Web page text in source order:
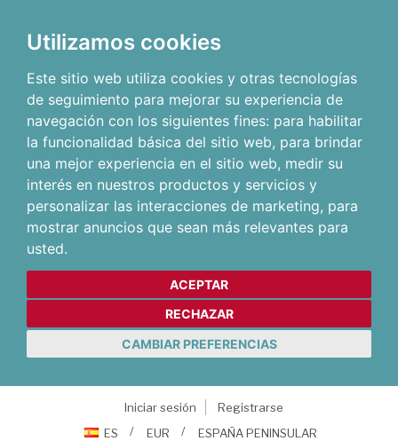
Utilizamos cookies
Este sitio web utiliza cookies y otras tecnologías
de seguimiento para mejorar su experiencia de
navegación con los siguientes fines: para habilitar
la funcionalidad básica del sitio web, para brindar
una mejor experiencia en el sitio web, medir su
interés en nuestros productos y servicios y
personalizar las interacciones de marketing, para
mostrar anuncios que sean más relevantes para
usted.
ACEPTAR
RECHAZAR
CAMBIAR PREFERENCIAS
Iniciar sesión
Registrarse
ES
EUR ESPAÑA PENINSULAR